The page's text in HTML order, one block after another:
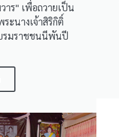
ร" เพื่อถวายเป็น
ะนางเจ้าสิริกิติ์
รมราชชนนีพันปี